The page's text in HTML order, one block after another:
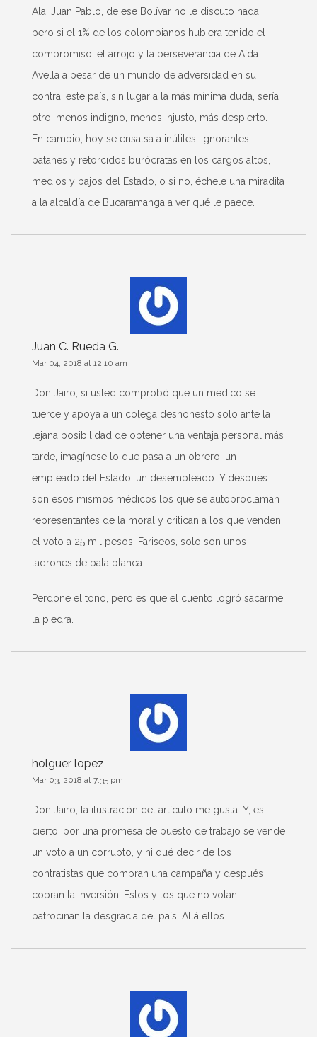
Ala, Juan Pablo, de ese Bolívar no le discuto nada,
pero si el 1% de los colombianos hubiera tenido el
compromiso, el arrojo y la perseverancia de Aída
Avella a pesar de un mundo de adversidad en su
contra, este país, sin lugar a la más mínima duda, sería
otro, menos indigno, menos injusto, más despierto.
En cambio, hoy se ensalsa a inútiles, ignorantes,
patanes y retorcidos burócratas en los cargos altos,
medios y bajos del Estado, o si no, échele una miradita
a la alcaldía de Bucaramanga a ver qué le paece.
Juan C. Rueda G.
Mar 04, 2018 at 12:10 am
Don Jairo, si usted comprobó que un médico se
tuerce y apoya a un colega deshonesto solo ante la
lejana posibilidad de obtener una ventaja personal más
tarde, imagínese lo que pasa a un obrero, un
empleado del Estado, un desempleado. Y después
son esos mismos médicos los que se autoproclaman
representantes de la moral y critican a los que venden
el voto a 25 mil pesos. Fariseos, solo son unos
ladrones de bata blanca.
Perdone el tono, pero es que el cuento logró sacarme
la piedra.
holguer lopez
Mar 03, 2018 at 7:35 pm
Don Jairo, la ilustración del artículo me gusta. Y, es
cierto: por una promesa de puesto de trabajo se vende
un voto a un corrupto, y ni qué decir de los
contratistas que compran una campaña y después
cobran la inversión. Estos y los que no votan,
patrocinan la desgracia del país. Allá ellos.